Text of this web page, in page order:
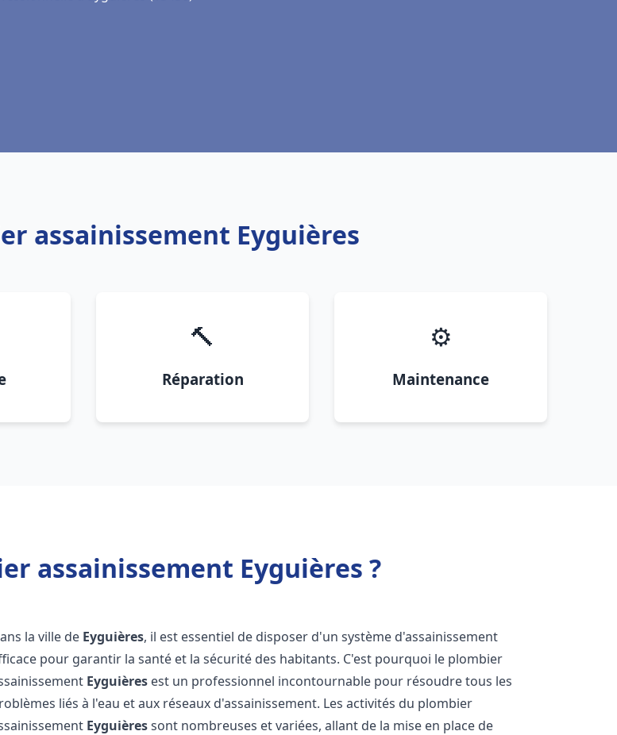
assainissement Eyguières
🔨
Réparation
⚙️
Maintenance
assainissement Eyguières ?
la ville de Eyguières, il est essentiel de disposer d'un système d'assainissement
pour garantir la santé et la sécurité des habitants. C'est pourquoi le plombier
Eyguières est un professionnel incontournable pour résoudre tous les
liés à l'eau et aux réseaux d'assainissement. Les activités du plombier
Eyguièressont nombreuses et variées, allant de la mise en place de